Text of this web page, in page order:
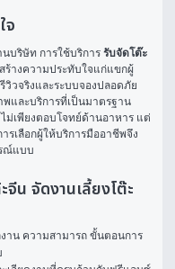
จ
บริษัท การใช้บริการ รับจัดโต๊ะ
างความประทับใจแก่แขกผู้
วจริงและระบบจองปลอดภัย
และบริการที่เป็นมาตรฐาน
ไม่เพียงตอบโจทย์ด้านอาหาร แต่
รเลือกผู้ให้บริการมืออาชีพจึง
ณ์แบบ
น จัดงานเลี้ยงโต๊ะ
าน ความสามารถ ขั้นตอนการ